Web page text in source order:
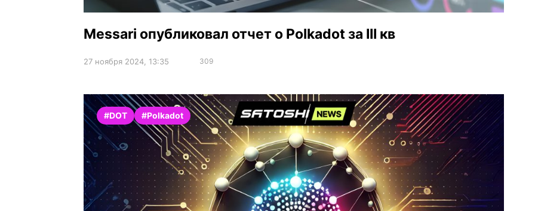
Messari опубликовал отчет о Polkadot за III кв
27 ноября 2024, 13:35 309
#DOT #Polkadot